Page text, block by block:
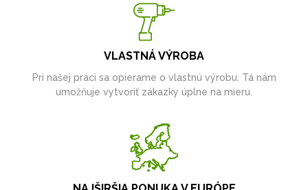
VLASTNÁ VÝROBA
Pri našej práci sa opierame o vlastnú výrobu. Tá nám
umožňuje vytvoriť zákazky úplne na mieru.